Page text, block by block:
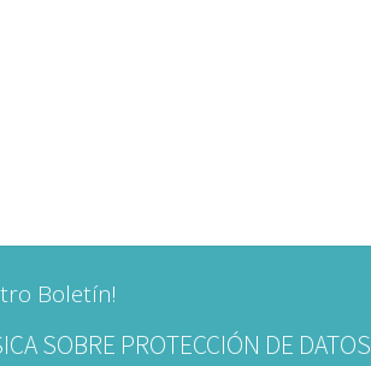
Boletín!
SOBRE PROTECCIÓN DE DATOS